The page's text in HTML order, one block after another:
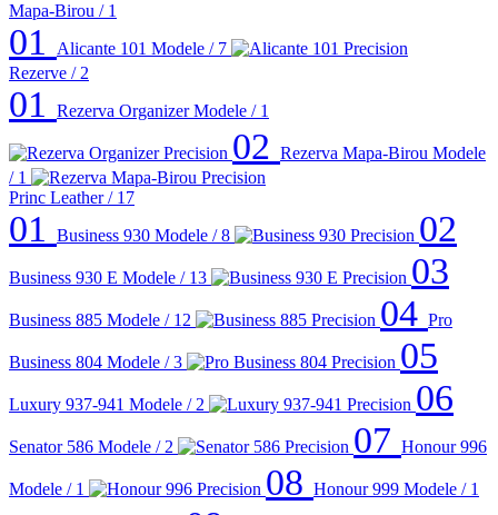
Mapa-Birou / 1
01 Alicante 101 Modele / 7
Rezerve / 2
01 Rezerva Organizer Modele / 1
02 Rezerva Mapa-Birou Modele
/ 1
Princ Leather/ 17
01 Business 930 Modele / 8 02
Business 930 E Modele / 13 03
Business 885 Modele / 12 04 Pro
Business 804 Modele / 3 05
Luxury 937-941 Modele / 2 06
Senator 586 Modele / 2 07 Honour 996
Modele / 1 08 Honour 999 Modele / 1